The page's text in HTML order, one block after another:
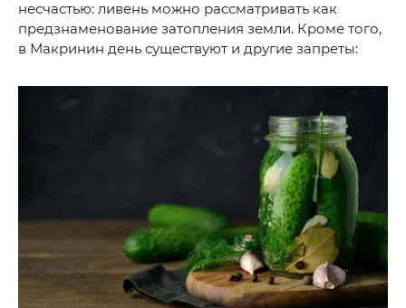
несчастью: ливень можно рассматривать как
предзнаменование затопления земли. Кроме того,
в Макринин день существуют и другие запреты: